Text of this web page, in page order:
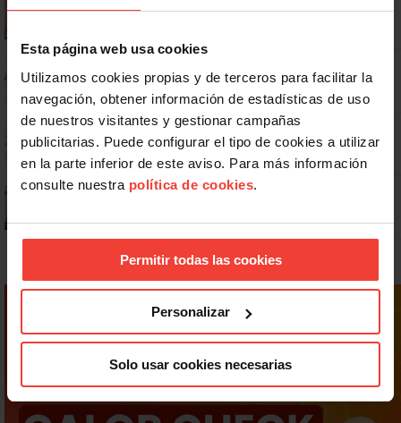
Esta página web usa cookies
Utilizamos cookies propias y de terceros para facilitar la
navegación, obtener información de estadísticas de uso
de nuestros visitantes y gestionar campañas
publicitarias. Puede configurar el tipo de cookies a utilizar
en la parte inferior de este aviso. Para más información
consulte nuestra política de cookies.
Permitir todas las cookies
Personalizar
Solo usar cookies necesarias
anticipada por discapacidad
libre
Dudas frecuentes sobre las vacaciones
¿Puedo viajar estando de baja?